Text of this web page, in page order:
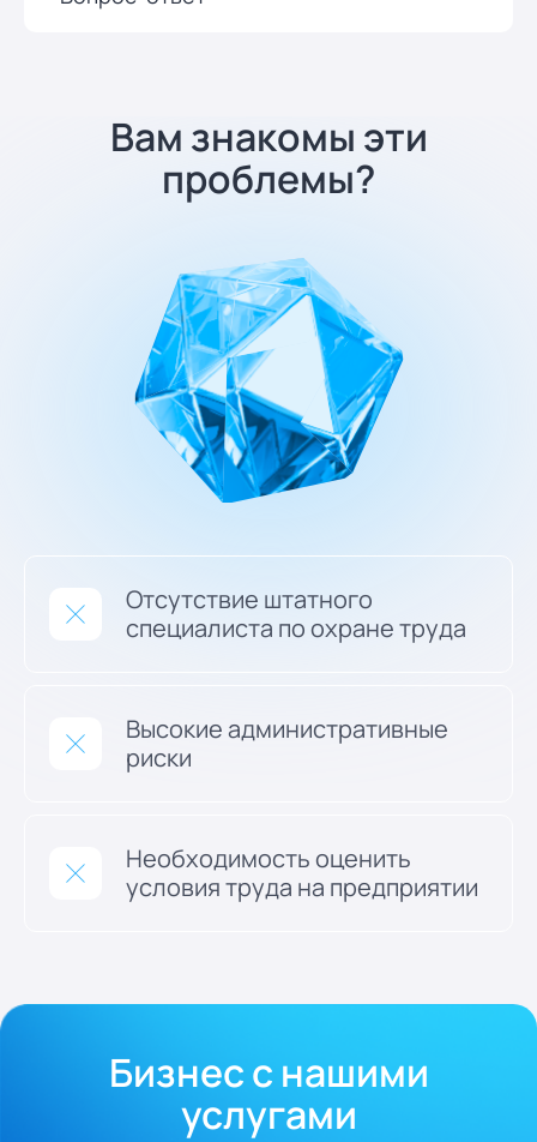
Вам знакомы эти
проблемы?
Отсутствие штатного
специалиста по охране труда
Высокие административные
риски
Необходимость оценить
условия труда на предприятии
Бизнес с нашими
услугами